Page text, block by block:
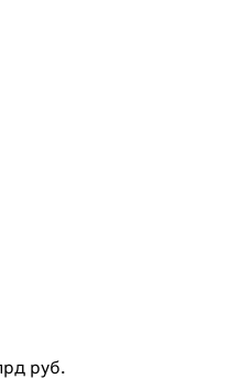
руб.